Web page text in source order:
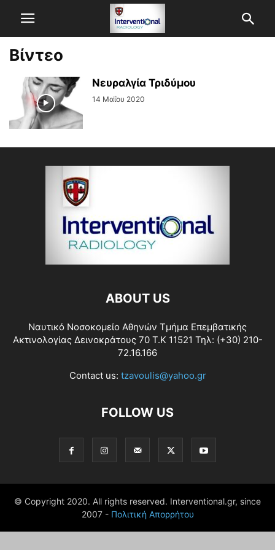
Βίντεο
Νευραλγία Τριδύμου
14 Μαΐου 2020
ABOUT US
Ναυτικό Νοσοκομείο Αθηνών Τμήμα Επεμβατικής
Ακτινολογίας Δεινοκράτους 70 Τ.Κ 11521 Τηλ: (+30) 210-
72.16.166
Contact us: tzavoulis@yahoo.gr
FOLLOW US
© Copyright 2020. All rights reserved. Interventional.gr, since
2007 - Πολιτική Απορρήτου